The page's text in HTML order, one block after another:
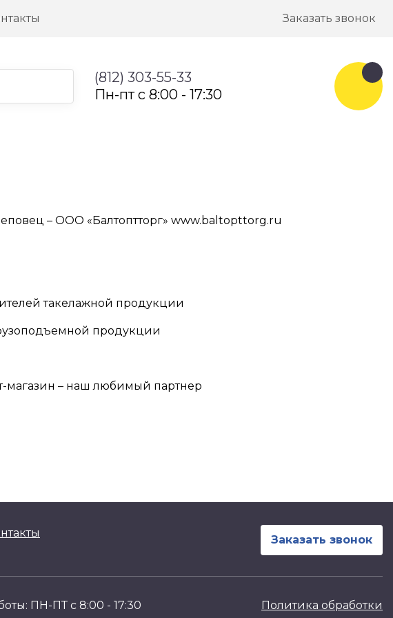
Заказать звонок
(812) 303-55-33
Пн-пт с 8:00 - 17:30
– ООО «Балтоптторг» www.baltopttorg.ru
такелажной продукции
продукции
магазин – наш любимый партнер
Заказать звонок
ПН-ПТ с 8:00 - 17:30
Политика обработки